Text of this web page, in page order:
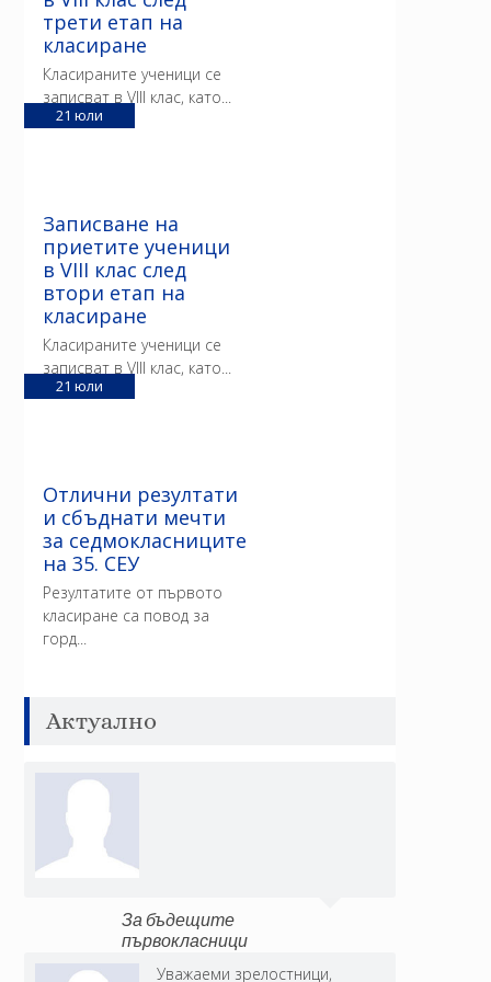
трети етап на
класиране
Класираните ученици се
записват в VIII клас, като...
21 юли
Записване на
приетите ученици
в VIII клас след
втори етап на
класиране
Класираните ученици се
записват в VIII клас, като...
21 юли
Отлични резултати
и сбъднати мечти
за седмокласниците
на 35. СЕУ
Резултатите от първото
класиране са повод за
горд...
Актуално
За бъдещите
първокласници
Уважаеми зрелостници,